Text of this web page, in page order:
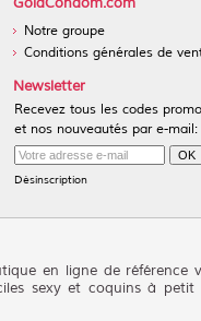
Notre groupe
Conditions générales de
Newsletter
Recevez tous les codes
et nos nouveautés par e-mail:
Désinscription
en ligne de référence
sexy et coquins à petit